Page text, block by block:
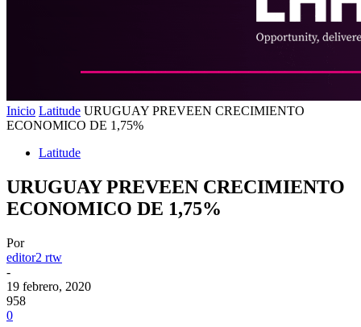
Inicio Latitude URUGUAY PREVEEN CRECIMIENTO
ECONOMICO DE 1,75%
Latitude
URUGUAY PREVEEN CRECIMIENTO
ECONOMICO DE 1,75%
Por
editor2 rtw
-
19 febrero, 2020
958
0